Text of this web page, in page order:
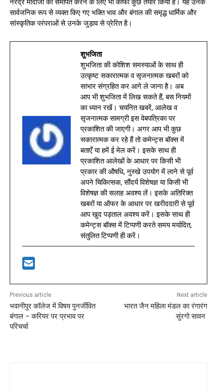
नरेंद्र मोदीजी को समर्पित करने के लिए भी काफी कुछ तैयार किया है। यह उनके
सार्वजनिक रूप से व्यक्त किए गए भक्ति भाव और बंगाल की समृद्ध धार्मिक और
सांस्कृतिक परंपराओं से उनके जुड़ाव से प्रेरित है।
शुभजिता
शुभजिता की कोशिश समस्याओं के साथ ही
उत्कृष्ट सकारात्मक व सृजनात्मक खबरों को
साभार संग्रहित कर आगे ले जाना है। अब
आप भी शुभजिता में लिख सकते हैं, बस नियमों
का ध्यान रखें। चयनित खबरें, आलेख व
सृजनात्मक सामग्री इस वेबपत्रिका पर
प्रकाशित की जाएगी। अगर आप भी कुछ
सकारात्मक कर रहे हैं तो कमेन्ट्स बॉक्स में
बताएँ या हमें ई मेल करें। इसके साथ ही
प्रकाशित आलेखों के आधार पर किसी भी
प्रकार की औषधि, नुस्खे उपयोग में लाने से पूर्व
अपने चिकित्सक, सौंदर्य विशेषज्ञ या किसी भी
विशेषज्ञ की सलाह अवश्य लें। इसके अतिरिक्त
खबरों या ऑफर के आधार पर खरीददारी से पूर्व
आप खुद पड़ताल अवश्य करें। इसके साथ ही
कमेन्ट्स बॉक्स में टिप्पणी करते समय मर्यादित,
संतुलित टिप्पणी ही करें।
Previous article
भवानीपुर कॉलेज में विषय पुनर्जीवित
बंगाल – करियर पर प्रभाव पर
परिचर्चा
Next article
भारत जैन महिला मंडल का रंगारंग
सुंरगो सावन